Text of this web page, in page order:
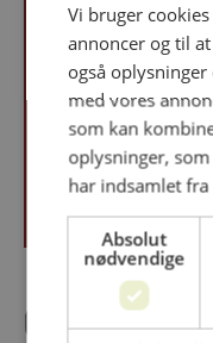
Good Food
Følg os på
https://
Om
Vi bruger
annoncer og til
også
med vores
som kan
oplysninger,
har indsamlet
Absolut
nødvendige